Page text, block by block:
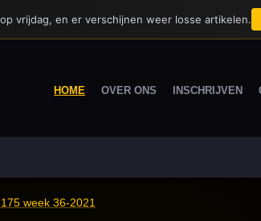
HOME OVER ONS INSCHRIJVEN
week 36-2021
vrijdag, en er verschijnen weer losse artikelen.